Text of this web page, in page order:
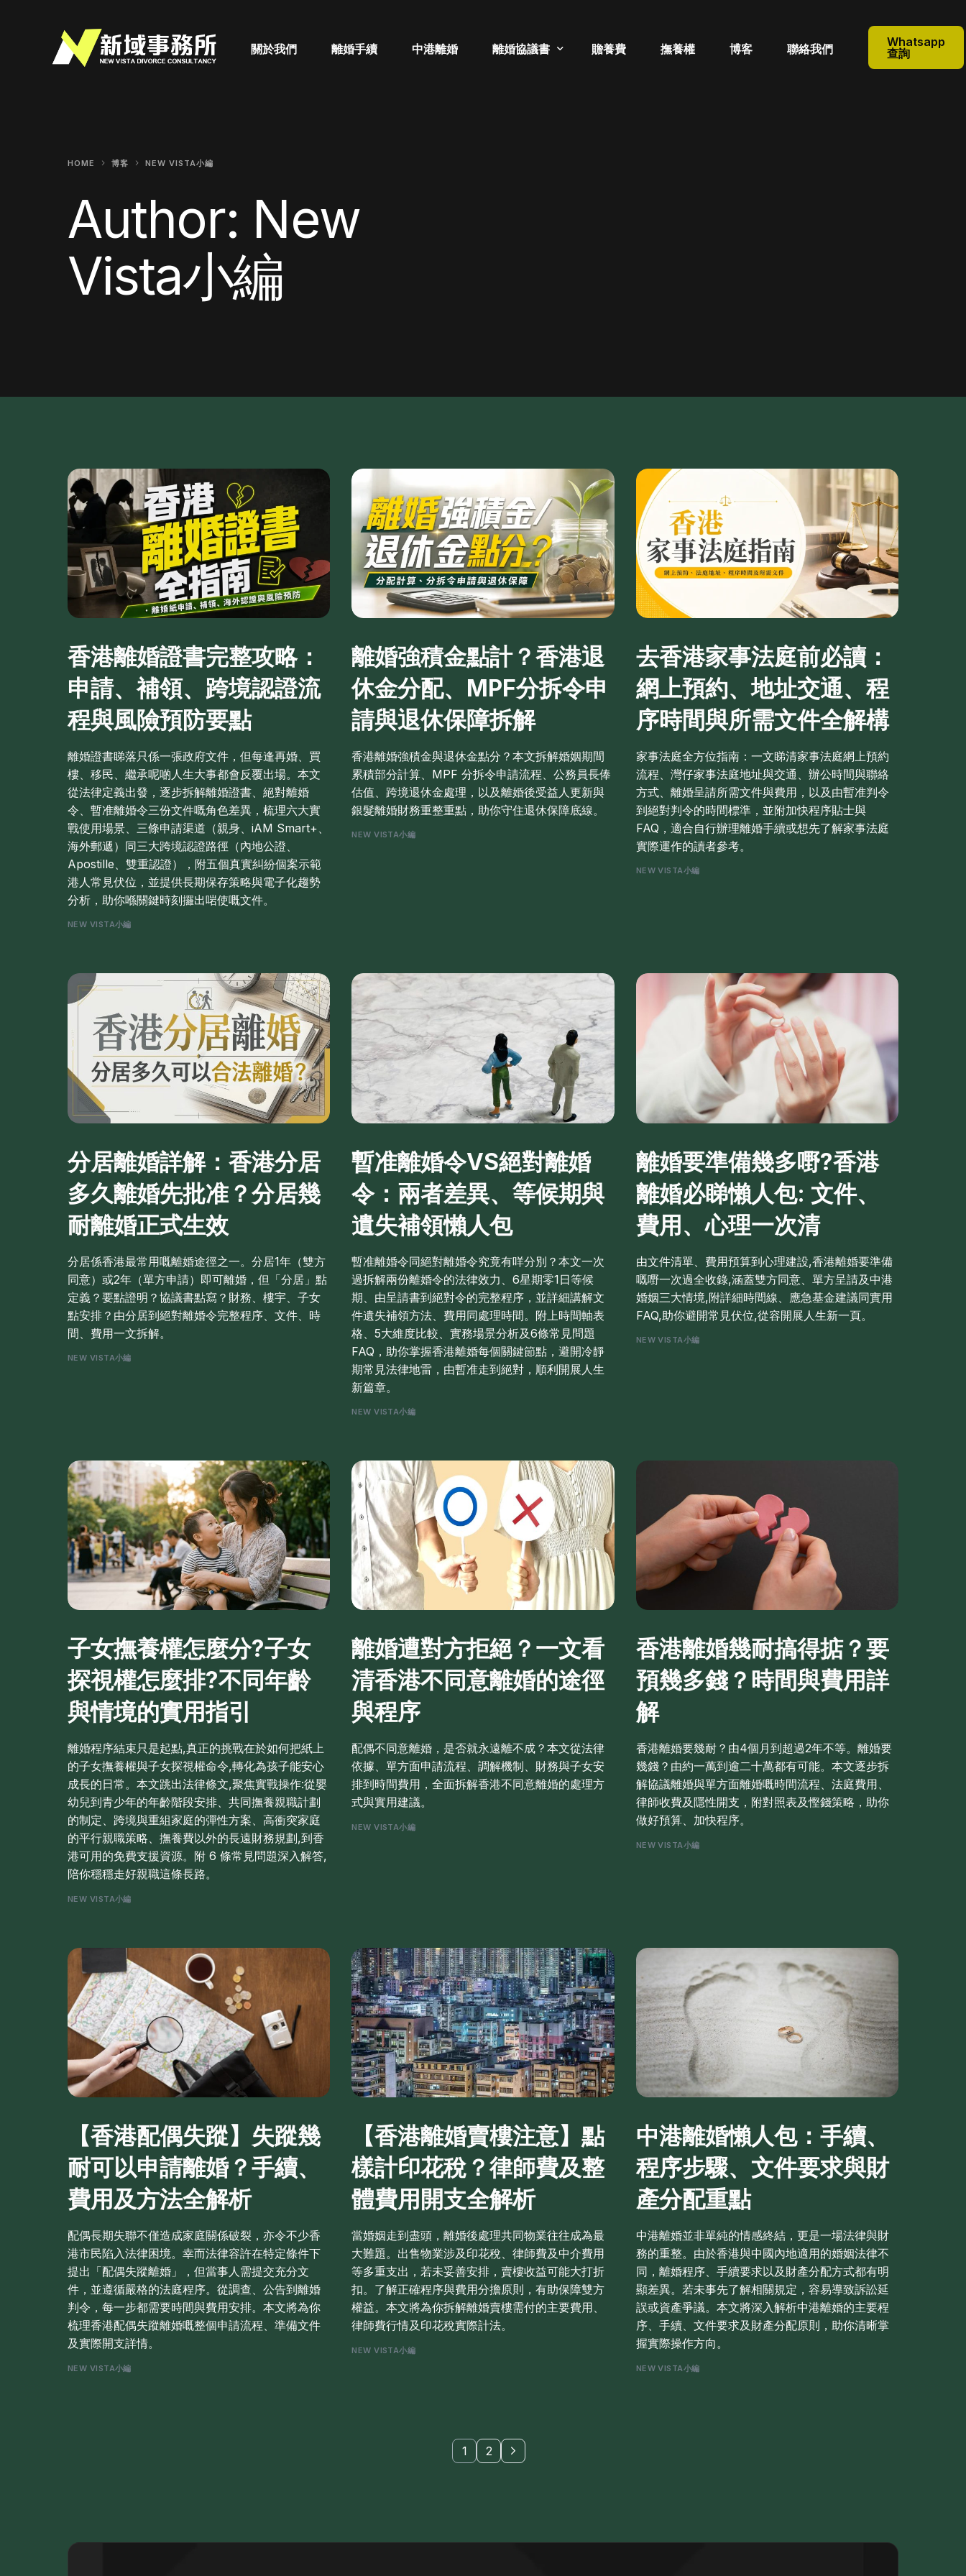
關於我們 離婚手續 中港離婚 離婚協議書 贍養費 撫養權 博客 聯絡我們
Whatsapp
查詢
HOME 博客 NEW VISTA小編
Author: New
Vista小編
香港離婚證書完整攻略：
申請、補領、跨境認證流
程與風險預防要點
離婚證書睇落只係一張政府文件，但每逢再婚、買
樓、移民、繼承呢啲人生大事都會反覆出場。本文
從法律定義出發，逐步拆解離婚證書、絕對離婚
令、暫准離婚令三份文件嘅角色差異，梳理六大實
戰使用場景、三條申請渠道（親身、iAM Smart+、
海外郵遞）同三大跨境認證路徑（內地公證、
Apostille、雙重認證），附五個真實糾紛個案示範
港人常見伏位，並提供長期保存策略與電子化趨勢
分析，助你喺關鍵時刻攞出啱使嘅文件。
NEW VISTA小編
離婚強積金點計？香港退
休金分配、MPF分拆令申
請與退休保障拆解
香港離婚強積金與退休金點分？本文拆解婚姻期間
累積部分計算、MPF 分拆令申請流程、公務員長俸
估值、跨境退休金處理，以及離婚後受益人更新與
銀髮離婚財務重整重點，助你守住退休保障底線。
NEW VISTA小編
去香港家事法庭前必讀：
網上預約、地址交通、程
序時間與所需文件全解構
家事法庭全方位指南：一文睇清家事法庭網上預約
流程、灣仔家事法庭地址與交通、辦公時間與聯絡
方式、離婚呈請所需文件與費用，以及由暫准判令
到絕對判令的時間標準，並附加快程序貼士與
FAQ，適合自行辦理離婚手續或想先了解家事法庭
實際運作的讀者參考。
NEW VISTA小編
分居離婚詳解：香港分居
多久離婚先批准？分居幾
耐離婚正式生效
分居係香港最常用嘅離婚途徑之一。分居1年（雙方
同意）或2年（單方申請）即可離婚，但「分居」點
定義？要點證明？協議書點寫？財務、樓宇、子女
點安排？由分居到絕對離婚令完整程序、文件、時
間、費用一文拆解。
NEW VISTA小編
暫准離婚令VS絕對離婚
令：兩者差異、等候期與
遺失補領懶人包
暫准離婚令同絕對離婚令究竟有咩分別？本文一次
過拆解兩份離婚令的法律效力、6星期零1日等候
期、由呈請書到絕對令的完整程序，並詳細講解文
件遺失補領方法、費用同處理時間。附上時間軸表
格、5大維度比較、實務場景分析及6條常見問題
FAQ，助你掌握香港離婚每個關鍵節點，避開冷靜
期常見法律地雷，由暫准走到絕對，順利開展人生
新篇章。
NEW VISTA小編
離婚要準備幾多嘢?香港
離婚必睇懶人包: 文件、
費用、心理一次清
由文件清單、費用預算到心理建設,香港離婚要準備
嘅嘢一次過全收錄,涵蓋雙方同意、單方呈請及中港
婚姻三大情境,附詳細時間線、應急基金建議同實用
FAQ,助你避開常見伏位,從容開展人生新一頁。
NEW VISTA小編
子女撫養權怎麼分?子女
探視權怎麼排?不同年齡
與情境的實用指引
離婚程序結束只是起點,真正的挑戰在於如何把紙上
的子女撫養權與子女探視權命令,轉化為孩子能安心
成長的日常。本文跳出法律條文,聚焦實戰操作:從嬰
幼兒到青少年的年齡階段安排、共同撫養親職計劃
的制定、跨境與重組家庭的彈性方案、高衝突家庭
的平行親職策略、撫養費以外的長遠財務規劃,到香
港可用的免費支援資源。附 6 條常見問題深入解答,
陪你穩穩走好親職這條長路。
NEW VISTA小編
離婚遭對方拒絕？一文看
清香港不同意離婚的途徑
與程序
配偶不同意離婚，是否就永遠離不成？本文從法律
依據、單方面申請流程、調解機制、財務與子女安
排到時間費用，全面拆解香港不同意離婚的處理方
式與實用建議。
NEW VISTA小編
香港離婚幾耐搞得掂？要
預幾多錢？時間與費用詳
解
香港離婚要幾耐？由4個月到超過2年不等。離婚要
幾錢？由約一萬到逾二十萬都有可能。本文逐步拆
解協議離婚與單方面離婚嘅時間流程、法庭費用、
律師收費及隱性開支，附對照表及慳錢策略，助你
做好預算、加快程序。
NEW VISTA小編
【香港配偶失蹤】失蹤幾
耐可以申請離婚？手續、
費用及方法全解析
配偶長期失聯不僅造成家庭關係破裂，亦令不少香
港市民陷入法律困境。幸而法律容許在特定條件下
提出「配偶失蹤離婚」，但當事人需提交充分文
件，並遵循嚴格的法庭程序。從調查、公告到離婚
判令，每一步都需要時間與費用安排。本文將為你
梳理香港配偶失蹤離婚嘅整個申請流程、準備文件
及實際開支詳情。
NEW VISTA小編
【香港離婚賣樓注意】點
樣計印花稅？律師費及整
體費用開支全解析
當婚姻走到盡頭，離婚後處理共同物業往往成為最
大難題。出售物業涉及印花稅、律師費及中介費用
等多重支出，若未妥善安排，賣樓收益可能大打折
扣。了解正確程序與費用分擔原則，有助保障雙方
權益。本文將為你拆解離婚賣樓需付的主要費用、
律師費行情及印花稅實際計法。
NEW VISTA小編
中港離婚懶人包：手續、
程序步驟、文件要求與財
產分配重點
中港離婚並非單純的情感終結，更是一場法律與財
務的重整。由於香港與中國內地適用的婚姻法律不
同，離婚程序、手續要求以及財產分配方式都有明
顯差異。若未事先了解相關規定，容易導致訴訟延
誤或資產爭議。本文將深入解析中港離婚的主要程
序、手續、文件要求及財產分配原則，助你清晰掌
握實際操作方向。
NEW VISTA小編
1 2